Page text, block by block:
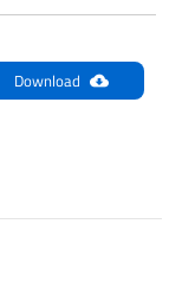
Download